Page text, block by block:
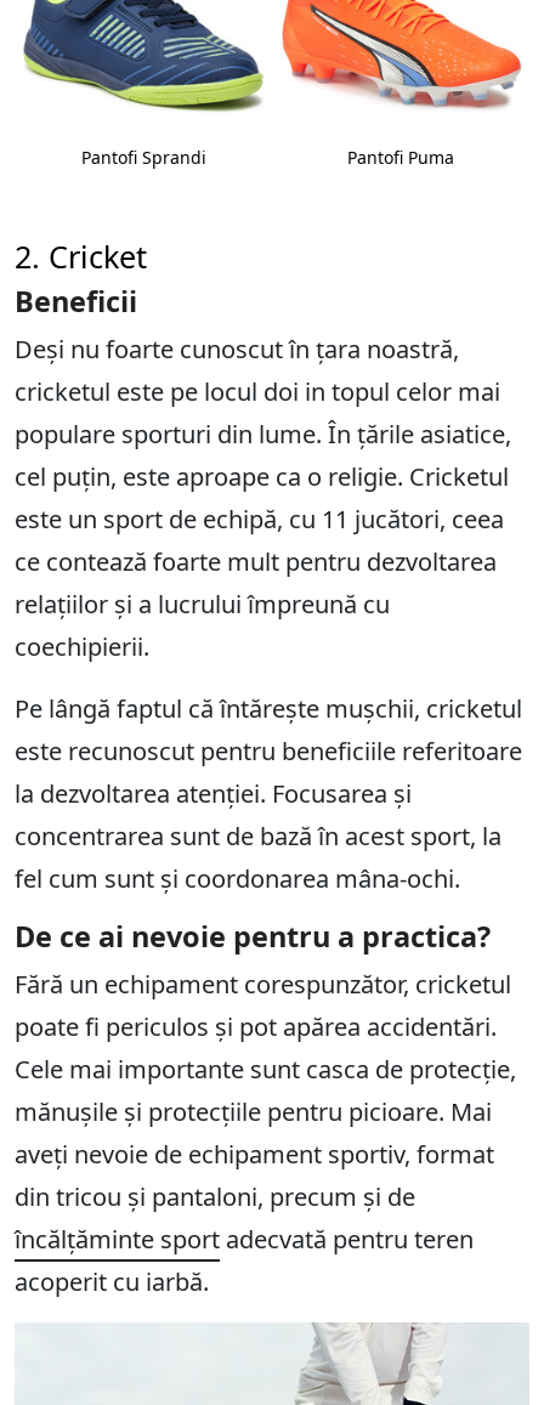
Pantofi Sprandi Pantofi Puma
2. Cricket
Beneficii
Deși nu foarte cunoscut în țara noastră,
cricketul este pe locul doi in topul celor mai
populare sporturi din lume. În țările asiatice,
cel puțin, este aproape ca o religie. Cricketul
este un sport de echipă, cu 11 jucători, ceea
ce contează foarte mult pentru dezvoltarea
relațiilor și a lucrului împreună cu
coechipierii.
Pe lângă faptul că întărește mușchii, cricketul
este recunoscut pentru beneficiile referitoare
la dezvoltarea atenției. Focusarea și
concentrarea sunt de bază în acest sport, la
fel cum sunt și coordonarea mâna-ochi.
De ce ai nevoie pentru a practica?
Fără un echipament corespunzător, cricketul
poate fi periculos și pot apărea accidentări.
Cele mai importante sunt casca de protecție,
mănușile și protecțiile pentru picioare. Mai
aveți nevoie de echipament sportiv, format
din tricou și pantaloni, precum și de
încălțăminte sport adecvată pentru teren
acoperit cu iarbă.